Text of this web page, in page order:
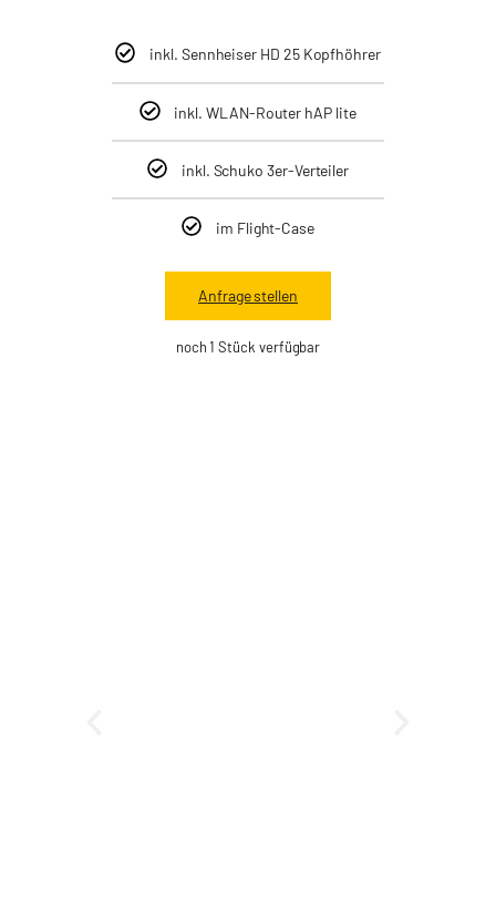
inkl. Sennheiser HD 25 Kopfhöhrer
inkl. WLAN-Router hAP lite
inkl. Schuko 3er-Verteiler
im Flight-Case
Anfrage stellen
noch 1 Stück verfügbar